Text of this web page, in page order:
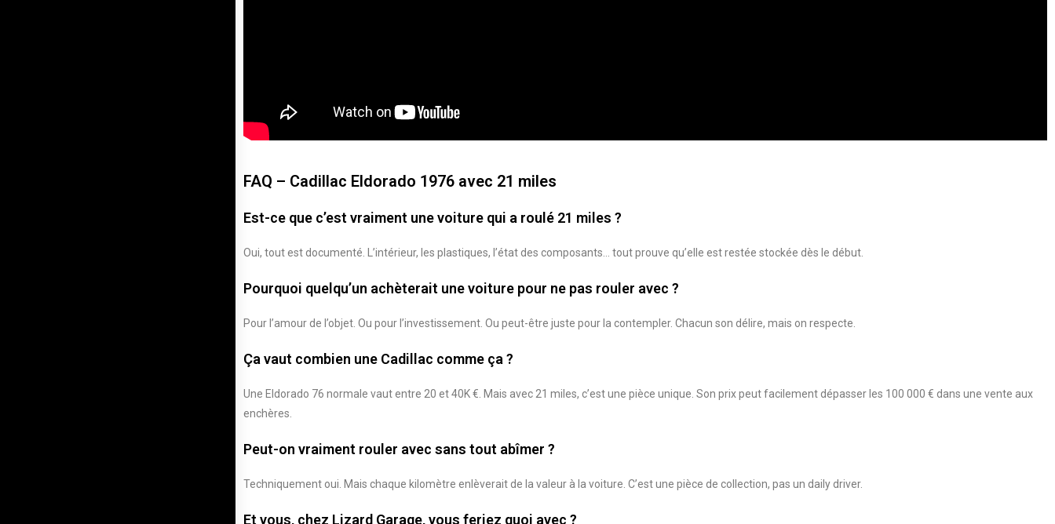
FAQ – Cadillac Eldorado 1976 avec 21 miles
Est-ce que c’est vraiment une voiture qui a roulé 21 miles ?
Oui, tout est documenté. L’intérieur, les plastiques, l’état des composants… tout prouve qu’elle est restée stockée dès le début.
Pourquoi quelqu’un achèterait une voiture pour ne pas rouler avec ?
Pour l’amour de l’objet. Ou pour l’investissement. Ou peut-être juste pour la contempler. Chacun son délire, mais on respecte.
Ça vaut combien une Cadillac comme ça ?
Une Eldorado 76 normale vaut entre 20 et 40K €. Mais avec 21 miles, c’est une pièce unique. Son prix peut facilement dépasser les 100 000 € dans une vente aux
enchères.
Peut-on vraiment rouler avec sans tout abîmer ?
Techniquement oui. Mais chaque kilomètre enlèverait de la valeur à la voiture. C’est une pièce de collection, pas un daily driver.
Et vous, chez Lizard Garage, vous feriez quoi avec ?